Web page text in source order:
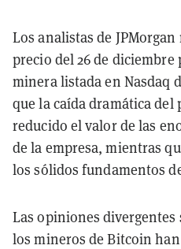
Los analistas de
precio del 26 de
minera listada en Nasdaq
que la caída dramática del
reducido el valor de las
de la empresa, mientras
los sólidos fundamentos
Las opiniones
los mineros de Bitcoin